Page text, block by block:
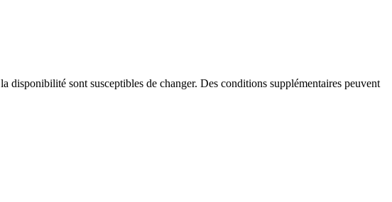
disponibilité sont susceptibles de changer. Des conditions supplémentaires peuvent